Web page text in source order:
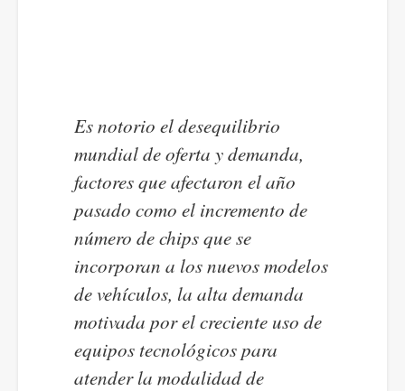
Es notorio el desequilibrio
mundial de oferta y demanda,
factores que afectaron el año
pasado como el incremento de
número de chips que se
incorporan a los nuevos modelos
de vehículos, la alta demanda
motivada por el creciente uso de
equipos tecnológicos para
atender la modalidad de